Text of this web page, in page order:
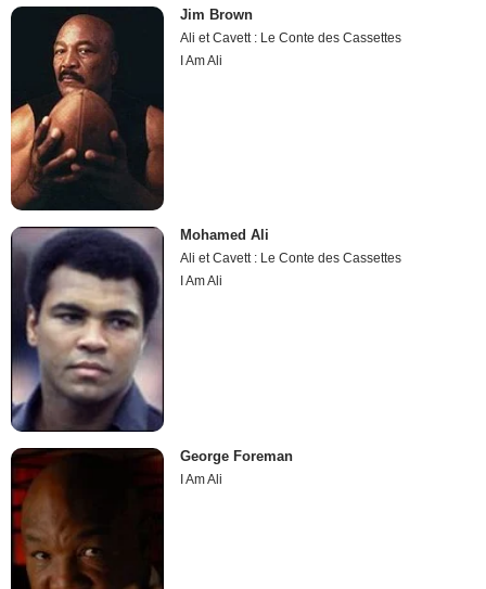
Jim Brown
Ali et Cavett : Le Conte des Cassettes
I Am Ali
Mohamed Ali
Ali et Cavett : Le Conte des Cassettes
I Am Ali
George Foreman
I Am Ali